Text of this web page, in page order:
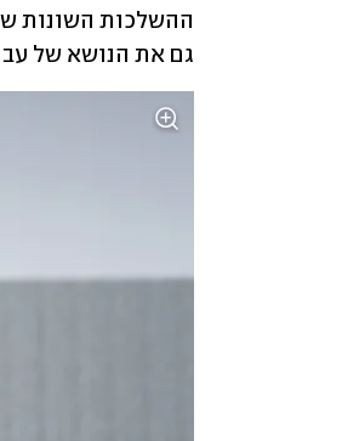
גם את הנושא של